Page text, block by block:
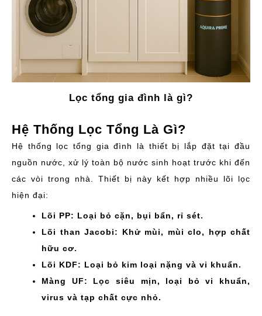
Lọc tổng gia đình là gì?
Hệ Thống Lọc Tổng Là Gì?
Hệ thống lọc tổng gia đình là thiết bị lắp đặt tại đầu
nguồn nước, xử lý toàn bộ nước sinh hoạt trước khi đến
các vòi trong nhà. Thiết bị này kết hợp nhiều lõi lọc
hiện đại:
Lõi PP: Loại bỏ cặn, bụi bẩn, rỉ sét.
Lõi than Jacobi: Khử mùi, mùi clo, hợp chất
hữu cơ.
Lõi KDF: Loại bỏ kim loại nặng và vi khuẩn.
Màng UF: Lọc siêu mịn, loại bỏ vi khuẩn,
virus và tạp chất cực nhỏ.